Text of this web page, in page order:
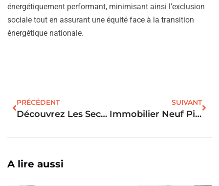
énergétiquement performant, minimisant ainsi l’exclusion
sociale tout en assurant une équité face à la transition
énergétique nationale.
PRÉCÉDENT
Découvrez Les Secrets Des Promoteurs Immobiliers De Rouen
SUIVANT
Immobilier Neuf Pinel : Les Villes À Éviter Pour Maximiser Votre Investissement
A lire aussi